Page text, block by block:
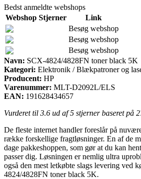
Bedst anmeldte webshops
Webshop Stjerner
Link
Besøg webshop
Besøg webshop
Besøg webshop
Navn: SCX-4824/4828FN toner black 5K
Kategori: Elektronik / Blækpatroner og
Producent: HP
Varenummer: MLT-D2092L/ELS
EAN: 191628434657
Vurderet til 3.6 ud af 5 stjerner baseret på
De fleste internet handler foreslår på
række forskellige fragtløsninger. En af de
dage pakkeshoppen, som gør at du kan
passer dig. Løsningen er nemlig ultra
også den mest letkøbte slags levering ved
4824/4828FN toner black 5K.